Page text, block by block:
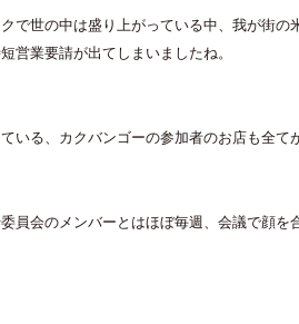
で世の中は盛り上がっている中、我が街
営業要請が出てしまいましたね。
いる、カクバンゴーの参加者のお店も全て
員会のメンバーとはほぼ毎週、会議で顔